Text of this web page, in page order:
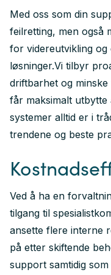
inkludert feilretting
Tier 2 passer
Prosjektportalen,
som Crayon har
inkludert i
håndteres
forvaltningsmodell.
mens kjernen
Feilretting
Eksperter som
Tier 3 - Assist
Kontinuerlig
dedikert
Med oss som din
feilretting, men også
for videreutvikling og
løsninger.Vi tilbyr
driftbarhet og
får maksimalt utbytte
systemer alltid er i
trendene og beste
Ved å ha en
tilgang til
ansette flere interne
på etter skiftende
support samtidig